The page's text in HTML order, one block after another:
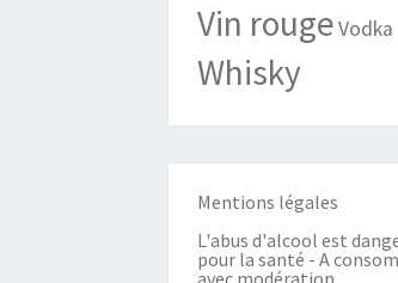
Vin rougeVodka
Whisky
Mentions légales
L'abus d'alcool est
pour la santé - A
avec modération